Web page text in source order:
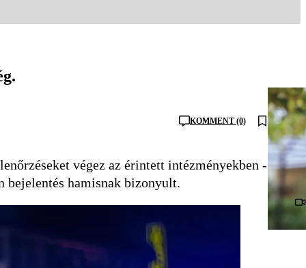
KOMMENT (0)
végez az érintett intézményekben -
bejelentés hamisnak bizonyult.